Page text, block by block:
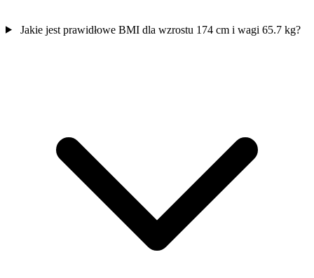
Jakie jest prawidłowe BMI dla wzrostu 174 cm i wagi 65.7 kg?